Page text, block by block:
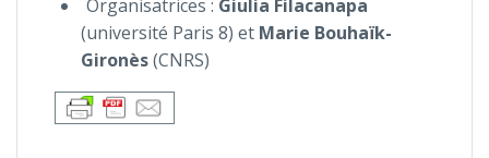
Organisatrices : Giulia Filacanapa
(université Paris 8) et Marie Bouhaïk-
Gironès(CNRS)